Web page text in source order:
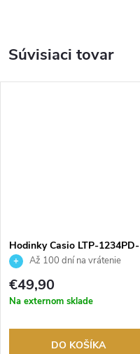
Súvisiaci tovar
Hodinky Casio LTP-1234PD-
7BEGAž 100 dní na vrátenie
tovaru. Autorizovaný predajca.
€49,90
Na externom sklade
DO KOŠÍKA